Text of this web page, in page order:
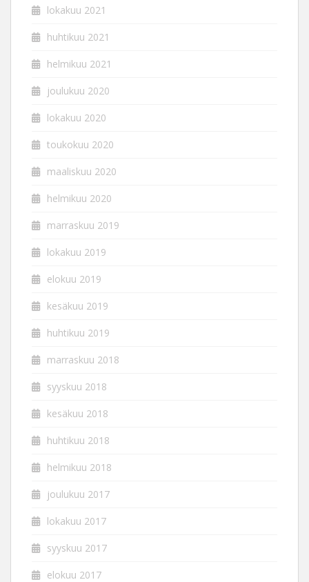
lokakuu 2021
huhtikuu 2021
helmikuu 2021
joulukuu 2020
lokakuu 2020
toukokuu 2020
maaliskuu 2020
helmikuu 2020
marraskuu 2019
lokakuu 2019
elokuu 2019
kesäkuu 2019
huhtikuu 2019
marraskuu 2018
syyskuu 2018
kesäkuu 2018
huhtikuu 2018
helmikuu 2018
joulukuu 2017
lokakuu 2017
syyskuu 2017
elokuu 2017